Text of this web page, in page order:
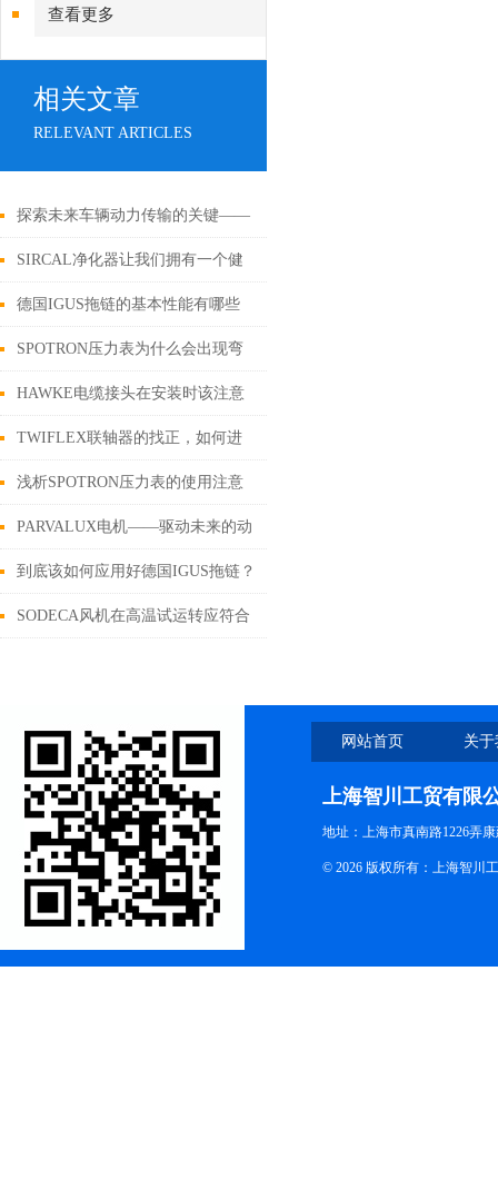
查看更多
相关文章
RELEVANT ARTICLES
探索未来车辆动力传输的关键——
Haldex离合器
SIRCAL净化器让我们拥有一个健
康、舒适的生活环境
德国IGUS拖链的基本性能有哪些
呢？
SPOTRON压力表为什么会出现弯
曲现象？
HAWKE电缆接头在安装时该注意
些什么？
TWIFLEX联轴器的找正，如何进
行？
浅析SPOTRON压力表的使用注意
事项
PARVALUX电机——驱动未来的动
力引擎
到底该如何应用好德国IGUS拖链？
SODECA风机在高温试运转应符合
网站首页 关
上海智川工贸有限
地址：上海市真南路1226弄
© 2026 版权所有：上海智川